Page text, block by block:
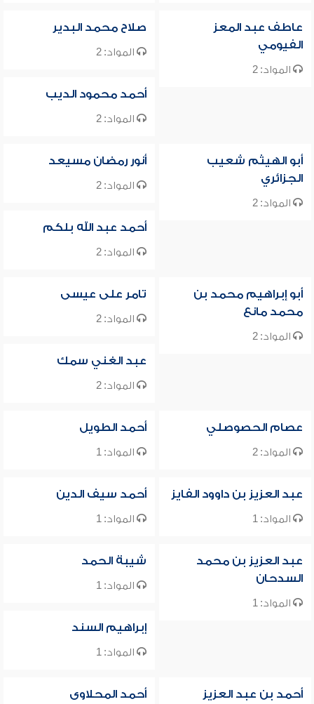
عاطف عبد المعز
الفيومي
المواد: 2
صلاح محمد البدير
المواد: 2
أحمد محمود الديب
المواد: 2
أبو الهيثم شعيب
الجزائري
المواد: 2
أنور رمضان مسيعد
المواد: 2
أحمد عبد الله بلكم
المواد: 2
أبو إبراهيم محمد بن
محمد مانع
المواد: 2
تامر على عيسى
المواد: 2
عبد الغني سمك
المواد: 2
عصام الحصوصلي
المواد: 2
أحمد الطويل
المواد: 1
عبد العزيز بن داوود الفايز
المواد: 1
أحمد سيف الدين
المواد: 1
عبد العزيز بن محمد
السدحان
المواد: 1
شيبة الحمد
المواد: 1
إبراهيم السند
المواد: 1
أحمد بن عبد العزيز أحمد المحلاوى